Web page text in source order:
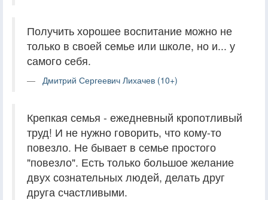
Получить хорошее воспитание можно не
только в своей семье или школе, но и... у
самого себя.
Дмитрий Сергеевич Лихачев (10+)
Крепкая семья - ежедневный кропотливый
труд! И не нужно говорить, что кому-то
повезло. Не бывает в семье простого
"повезло". Есть только большое желание
двух сознательных людей, делать друг
друга счастливыми.